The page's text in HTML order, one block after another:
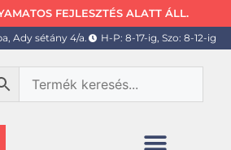
FEJLESZTÉS ALATT ÁLL.
Ady sétány 4/a. H-P: 8-17-ig, Szo: 8-12-ig